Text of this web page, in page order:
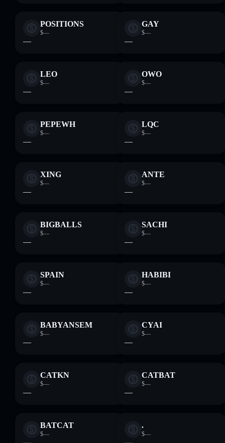
POSITIONS
$—
—
GAY
$—
—
LEO
$—
—
OWO
$—
—
PEPEWH
$—
—
LQC
$—
—
XING
$—
—
ANTE
$—
—
BIGBALLS
$—
—
SACHI
$—
—
SPAIN
$—
—
HABIBI
$—
—
BABYANSEM
$—
—
CYAI
$—
—
CATKN
$—
—
CATBAT
$—
—
BATCAT
$—
.
$—